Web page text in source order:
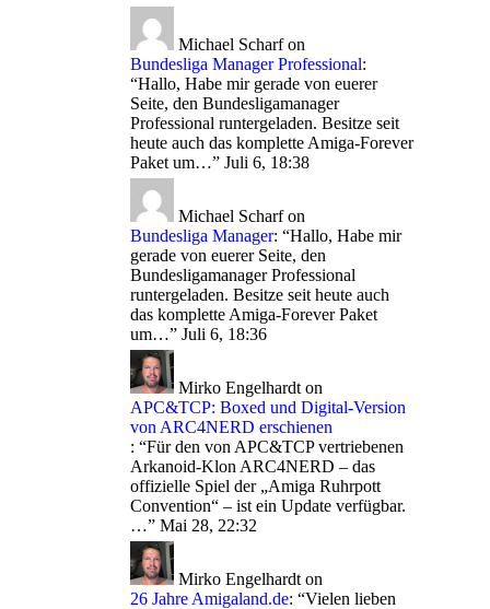
Michael Scharfon
Bundesliga Manager Professional:
“Hallo, Habe mir gerade von euerer
Seite, den Bundesligamanager
Professional runtergeladen. Besitze seit
heute auch das komplette Amiga-Forever
Paket um…” Juli 6, 18:38
Michael Scharfon
Bundesliga Manager: “Hallo, Habe mir
gerade von euerer Seite, den
Bundesligamanager Professional
runtergeladen. Besitze seit heute auch
das komplette Amiga-Forever Paket
um…” Juli 6, 18:36
Mirko Engelhardt on
APC&TCP: Boxed und Digital-Version
von ARC4NERD erschienen
: “Für den von APC&TCP vertriebenen
Arkanoid-Klon ARC4NERD – das
offizielle Spiel der „Amiga Ruhrpott
Convention“ – ist ein Update verfügbar.
…” Mai 28, 22:32
Mirko Engelhardt on
26 Jahre Amigaland.de: “Vielen lieben